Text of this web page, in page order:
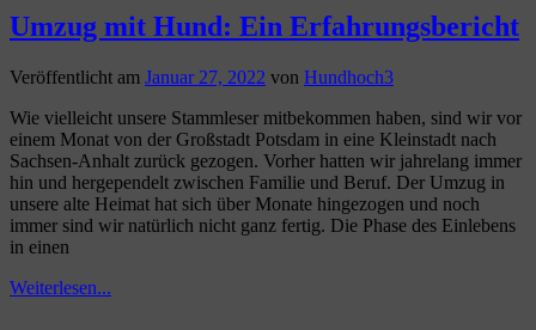
Umzug mit Hund: Ein Erfahrungsbericht
Veröffentlicht am Januar 27, 2022 von Hundhoch3
Wie vielleicht unsere Stammleser mitbekommen haben, sind wir vor
einem Monat von der Großstadt Potsdam in eine Kleinstadt nach
Sachsen-Anhalt zurück gezogen. Vorher hatten wir jahrelang immer
hin und hergependelt zwischen Familie und Beruf. Der Umzug in
unsere alte Heimat hat sich über Monate hingezogen und noch
immer sind wir natürlich nicht ganz fertig. Die Phase des Einlebens
in einen
Weiterlesen...